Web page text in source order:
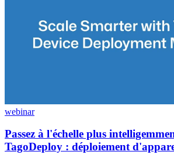
webinar
Passez à l'échelle plus
TagoDeploy : déploiement